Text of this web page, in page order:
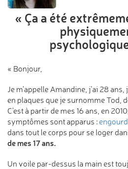
« Ça a été
« Bonjour,
Je m’appelle Amandine, j’ai 28
en plaques que je surnomme Tod,
C’est à partir de mes 16 ans, en
symptômes sont apparus :
dans tout le corps pour se loger
de mes 17 ans.
Un voile par-dessus la main est